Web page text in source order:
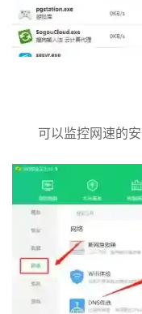
可以监控网速的